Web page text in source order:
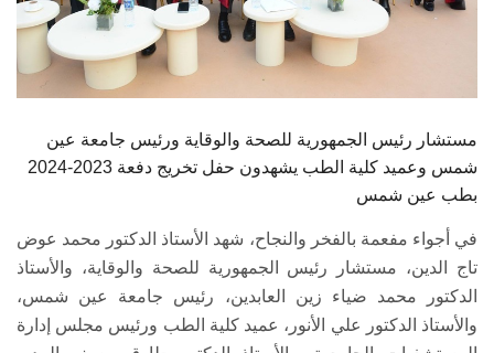
الزائـرون
سجل الان
مستشار رئيس الجمهورية للصحة والوقاية ورئيس جامعة عين
شمس وعميد كلية الطب يشهدون حفل تخريج دفعة 2023-2024
بطب عين شمس
في أجواء مفعمة بالفخر والنجاح، شهد الأستاذ الدكتور محمد عوض
تاج الدين، مستشار رئيس الجمهورية للصحة والوقاية، والأستاذ
الدكتور محمد ضياء زين العابدين، رئيس جامعة عين شمس،
والأستاذ الدكتور علي الأنور، عميد كلية الطب ورئيس مجلس إدارة